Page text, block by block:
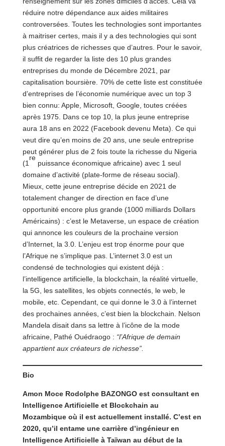
réduire notre dépendance aux aides militaires
controversées. Toutes les technologies sont importantes
à maitriser certes, mais il y a des technologies qui sont
plus créatrices de richesses que d’autres. Pour le savoir,
il suffit de regarder la liste des 10 plus grandes
entreprises du monde de Décembre 2021, par
capitalisation boursière. 70% de cette liste est constituée
d’entreprises de l’économie numérique avec un top 3
bien connu: Apple, Microsoft, Google, toutes créées
après 1975. Dans ce top 10, la plus jeune entreprise
aura 18 ans en 2022 (Facebook devenu Meta). Ce qui
veut dire qu’en moins de 20 ans, une seule entreprise
peut générer plus de 2 fois toute la richesse du Nigeria
(1
re
puissance économique africaine) avec 1 seul
domaine d’activité (plate-forme de réseau social).
Mieux, cette jeune entreprise décide en 2021 de
totalement changer de direction en face d’une
opportunité encore plus grande (1000 milliards Dollars
Américains) : c’est le Metaverse, un espace de création
qui annonce les couleurs de la prochaine version
d’Internet, la 3.0. L’enjeu est trop énorme pour que
l’Afrique ne s’implique pas. L’internet 3.0 est un
condensé de technologies qui existent déjà :
l’intelligence artificielle, la blockchain, la réalité virtuelle,
la 5G, les satellites, les objets connectés, le web, le
mobile, etc. Cependant, ce qui donne le 3.0 à l’internet
des prochaines années, c’est bien la blockchain. Nelson
Mandela disait dans sa lettre à l’icône de la mode
africaine, Pathé Ouédraogo : “l’Afrique de demain
appartient aux créateurs de richesse”.
Bio
Amon Moce Rodolphe BAZONGO est consultant en
Intelligence Artificielle et Blockchain au
Mozambique où il est actuellement installé. C’est en
2020, qu’il entame une carrière d’ingénieur en
Intelligence Artificielle à Taïwan au début de la